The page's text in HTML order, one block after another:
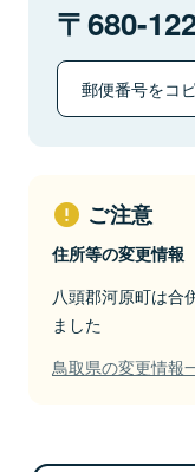
680-
郵便番号をコ
ご注意
住所等の変更情報
八頭郡河原町は合
ました
鳥取県の変更情報